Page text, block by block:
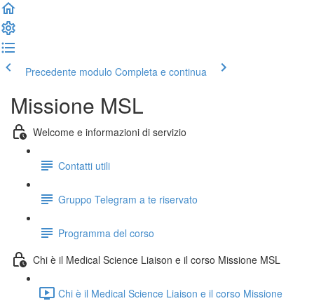
Precedente modulo Completa e continua
Missione MSL
Welcome e informazioni di servizio
Contatti utili
Gruppo Telegram a te riservato
Programma del corso
Chi è il Medical Science Liaison e il corso Missione MSL
Chi è il Medical Science Liaison e il corso Missione